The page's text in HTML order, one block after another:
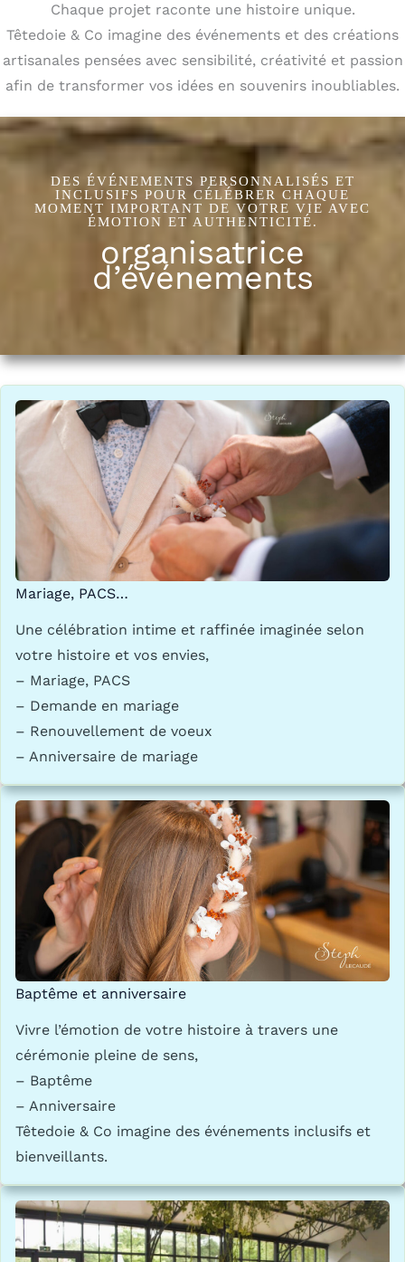
Chaque projet raconte une histoire unique.
Têtedoie & Co imagine des événements et des créations
artisanales pensées avec sensibilité, créativité et passion
afin de transformer vos idées en souvenirs inoubliables.
DES ÉVÉNEMENTS PERSONNALISÉS ET
INCLUSIFS POUR CÉLÉBRER CHAQUE
MOMENT IMPORTANT DE VOTRE VIE AVEC
ÉMOTION ET AUTHENTICITÉ.
organisatrice
d’événements
Mariage, PACS…
Une célébration intime et raffinée imaginée selon
votre histoire et vos envies,
– Mariage, PACS
– Demande en mariage
– Renouvellement de voeux
– Anniversaire de mariage
Baptême et anniversaire
Vivre l’émotion de votre histoire à travers une
cérémonie pleine de sens,
– Baptême
– Anniversaire
Têtedoie & Co imagine des événements inclusifs et
bienveillants.